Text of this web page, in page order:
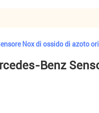
Nox di ossido di azoto
Benz